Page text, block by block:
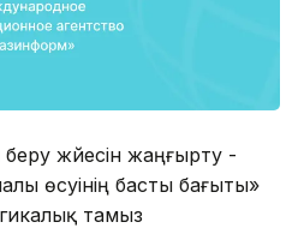
беру жүйесін жаңғырту -
өсуінің басты бағыты»
тамыз